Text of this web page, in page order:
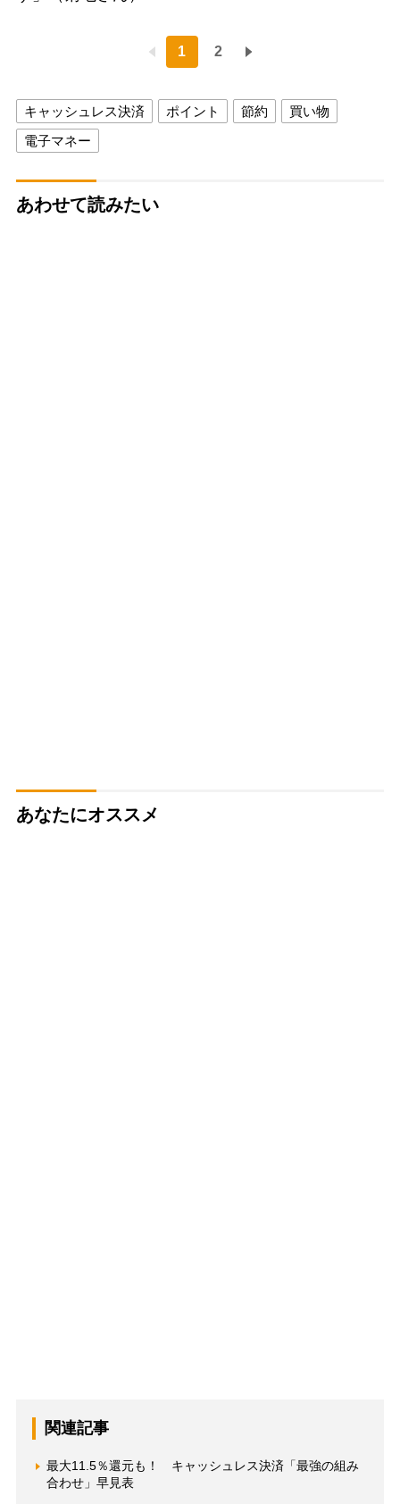
1 2
キャッシュレス決済 ポイント 節約
買い物
電子マネー
あわせて読みたい
あなたにオススメ
関連記事
最大11.5％還元も！ キャッシュレス決済「最強の組み
合わせ」早見表